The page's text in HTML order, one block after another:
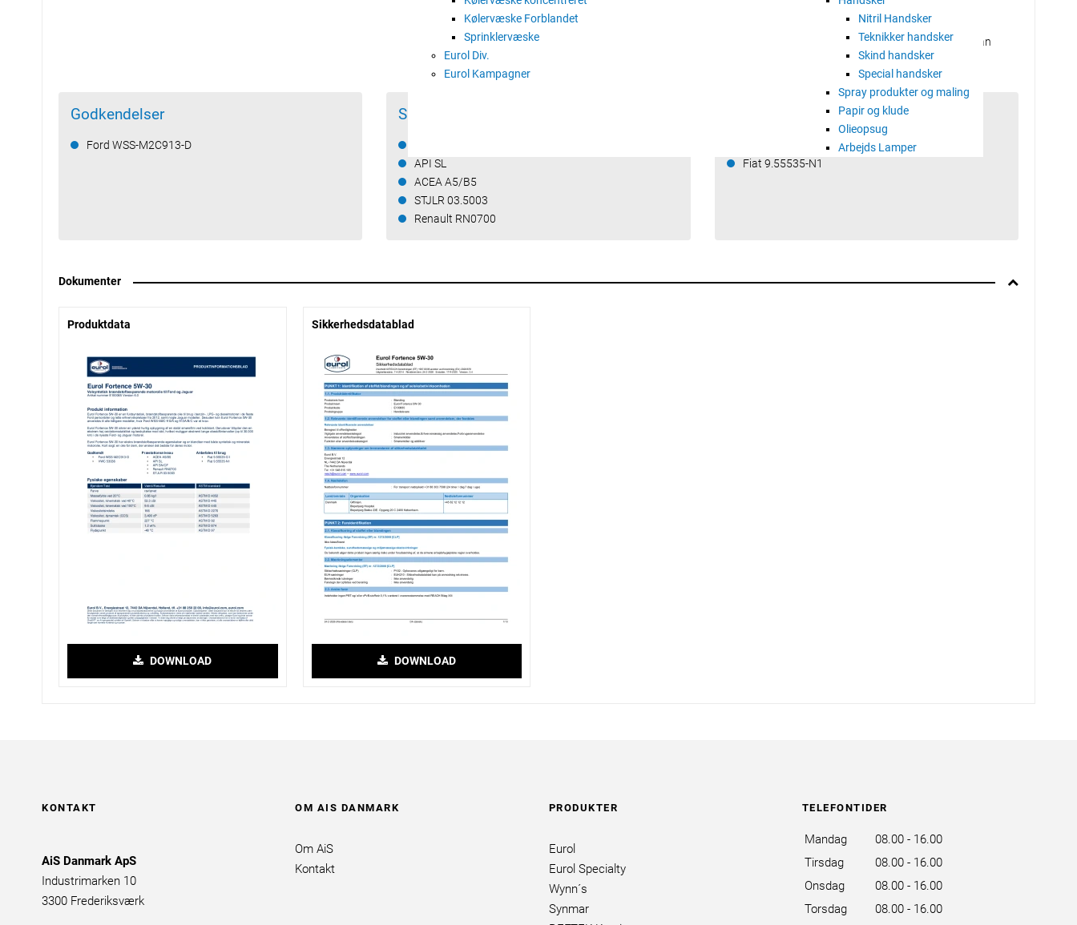
Kølervæske Forblandet
Sprinklervæske
Eurol Div.
Eurol Kampagner
Nitril Handsker
Teknikker handsker
Skind handsker
Special handsker
Spray produkter og maling
Papir og klude
Olieopsug
Arbejds Lamper
Ford og Jaguar.
Eurol Fortence 5W-30 tilbyder ekstra brændstofbesparende egenskaber, og produktet kan
Godkendelser
Ford WSS-M2C913-D
Specifikationer
API SL
ACEA A5/B5
STJLR 03.5003
Renault RN0700
Anbefalet til brug
Fiat 9.55535-N1
Dokumenter
Produktdata
DOWNLOAD
Sikkerhedsdatablad
DOWNLOAD
KONTAKT
AiS Danmark ApS
Industrimarken 10
3300 Frederiksværk
OM AIS DANMARK
Om AiS
Kontakt
PRODUKTER
Eurol
Eurol Specialty
Wynn´s
Synmar
TELEFONTIDER
Mandag
08.00 - 16.00
Tirsdag
08.00 - 16.00
Onsdag
08.00 - 16.00
Torsdag
08.00 - 16.00